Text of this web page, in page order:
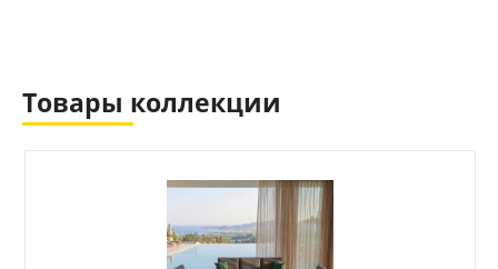
Товары коллекции